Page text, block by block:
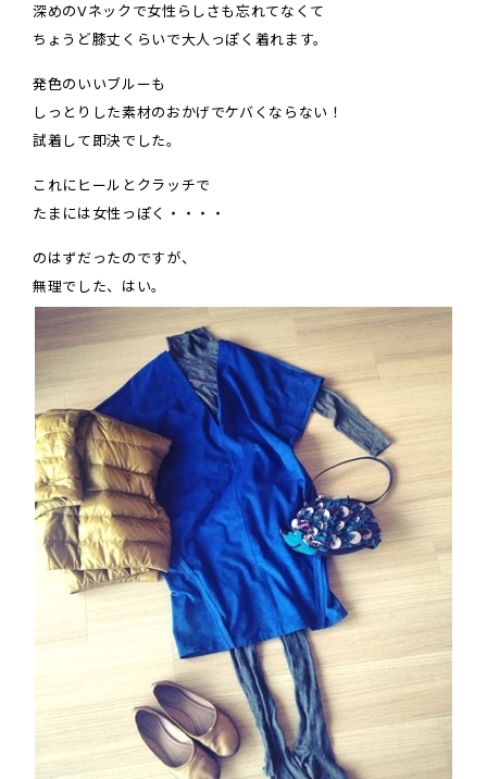
深めのVネックで女性らしさも忘れてなくて
ちょうど膝丈くらいで大人っぽく着れます。
発色のいいブルーも
しっとりした素材のおかげでケバくならない！
試着して即決でした。
これにヒールとクラッチで
たまには女性っぽく・・・・
のはずだったのですが、
無理でした、はい。